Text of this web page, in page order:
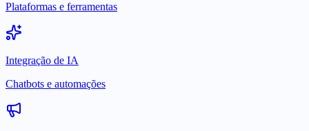
Plataformas e ferramentas
Integração de IA
Chatbots e automações